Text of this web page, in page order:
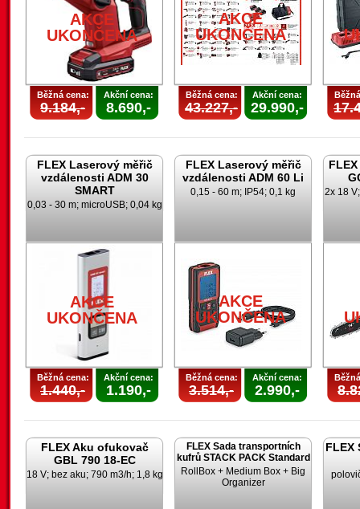
AKCE
UKONČENA
Běžná cena:
9.184,-
Akční cena:
8.690,-
AKCE
UKONČENA
Běžná cena:
43.227,-
Akční cena:
29.990,-
FLEX Laserový měřič
vzdálenosti ADM 30
SMART
0,03 - 30 m; microUSB; 0,04 kg
AKCE
UKONČENA
Běžná cena:
1.440,-
Akční cena:
1.190,-
FLEX Laserový měřič
vzdálenosti ADM 60 Li
0,15 - 60 m; IP54; 0,1 kg
AKCE
UKONČENA
Běžná cena:
3.514,-
Akční cena:
2.990,-
2x 18
FLEX Aku ofukovač
GBL 790 18-EC
18 V; bez aku; 790 m3/h; 1,8 kg
FLEX Sada transportních
kufrů STACK PACK Standard
RollBox + Medium Box + Big
Organizer
FLEX